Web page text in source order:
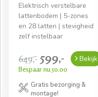
Elektrisch verstelbare
lattenbodem | 5-zones
en 28 latten | stevigheid
zelf instelbaar
649,- 599,-
Bespaar nu 50,00
Bekijk
Gratis bezorging &
montage!